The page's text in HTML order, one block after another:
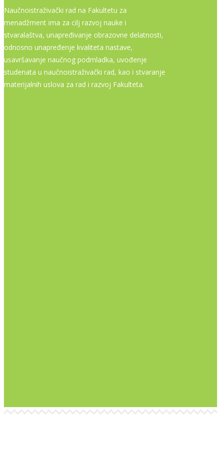
Naučnoistraživački rad na Fakultetu za
menadžment ima za cilj razvoj nauke i
stvaralaštva, unapređivanje obrazovne delatnosti,
odnosno unapređenje kvaliteta nastave,
usavršavanje naučnog podmladka, uvođenje
studenata u naučnoistraživački rad, kao i stvaranje
materijalnih uslova za rad i razvoj Fakulteta.